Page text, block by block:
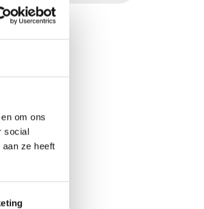
om ons
social
ze heeft